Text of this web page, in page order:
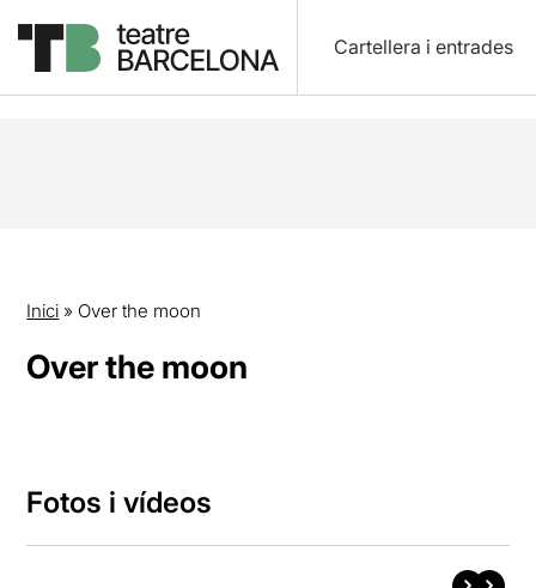
Cartellera i entrades
Inici » Over the moon
Over the moon
Fotos i vídeos